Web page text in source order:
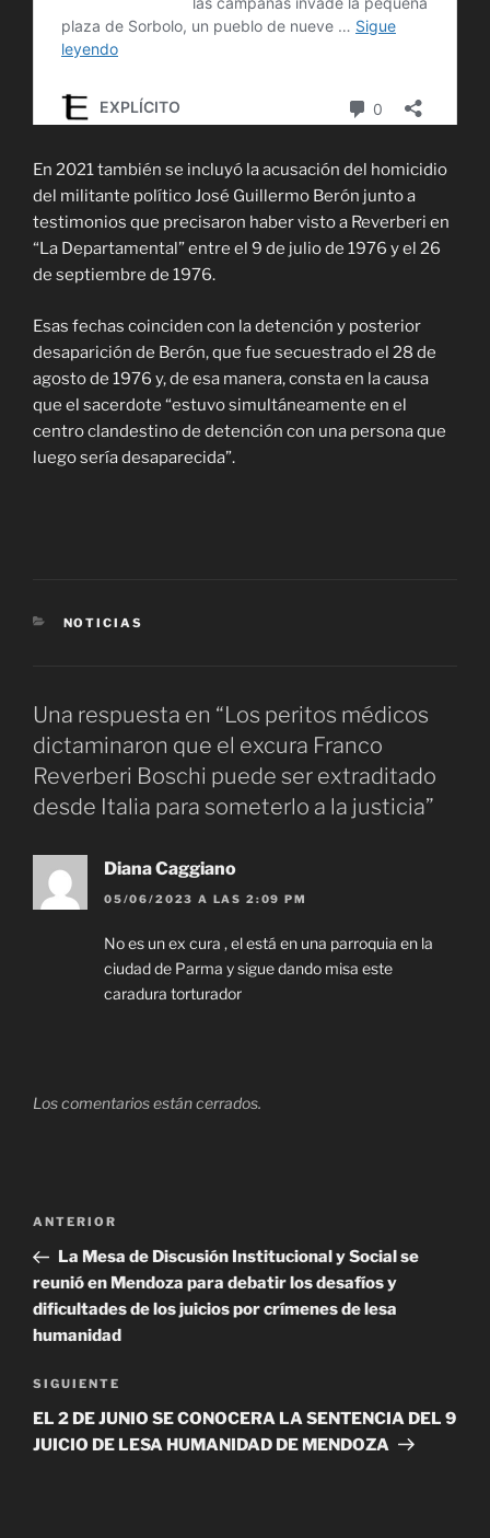
En 2021 también se incluyó la acusación del homicidio
del militante político José Guillermo Berón junto a
testimonios que precisaron haber visto a Reverberi en
“La Departamental” entre el 9 de julio de 1976 y el 26
de septiembre de 1976.
Esas fechas coinciden con la detención y posterior
desaparición de Berón, que fue secuestrado el 28 de
agosto de 1976 y, de esa manera, consta en la causa
que el sacerdote “estuvo simultáneamente en el
centro clandestino de detención con una persona que
luego sería desaparecida”.
CATEGORÍAS
NOTICIAS
Una respuesta en “Los peritos médicos
dictaminaron que el excura Franco
Reverberi Boschi puede ser extraditado
desde Italia para someterlo a la justicia”
Diana Caggiano
05/06/2023 A LAS 2:09 PM
No es un ex cura , el está en una parroquia en la
ciudad de Parma y sigue dando misa este
caradura torturador
Los comentarios están cerrados.
Navegación
entradas
Entrada
anterior
ANTERIOR
La Mesa de Discusión Institucional y Social se
reunió en Mendoza para debatir los desafíos y
dificultades de los juicios por crímenes de lesa
humanidad
Siguiente
entrada
SIGUIENTE
EL 2 DE JUNIO SE CONOCERA LA SENTENCIA DEL 9
JUICIO DE LESA HUMANIDAD DE MENDOZA